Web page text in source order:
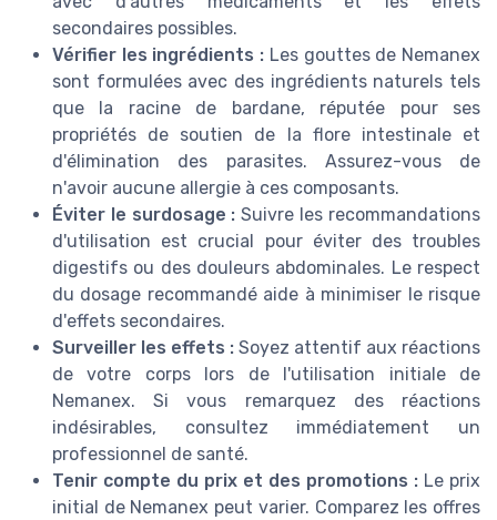
secondaires possibles.
Vérifier les ingrédients : Les gouttes de Nemanex
sont formulées avec des ingrédients naturels tels
que la racine de bardane, réputée pour ses
propriétés de soutien de la flore intestinale et
d'élimination des parasites. Assurez-vous de
n'avoir aucune allergie à ces composants.
Éviter le surdosage : Suivre les recommandations
d'utilisation est crucial pour éviter des troubles
digestifs ou des douleurs abdominales. Le respect
du dosage recommandé aide à minimiser le risque
d'effets secondaires.
Surveiller les effets : Soyez attentif aux réactions
de votre corps lors de l'utilisation initiale de
Nemanex. Si vous remarquez des réactions
indésirables, consultez immédiatement un
professionnel de santé.
Tenir compte du prix et des promotions : Le prix
initial de Nemanex peut varier. Comparez les offres